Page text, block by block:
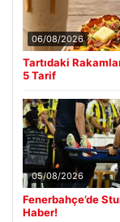
06/08/2026
Tartıdaki
5 Tarif
05/08/2026
Fenerbahçe’de
Haber!